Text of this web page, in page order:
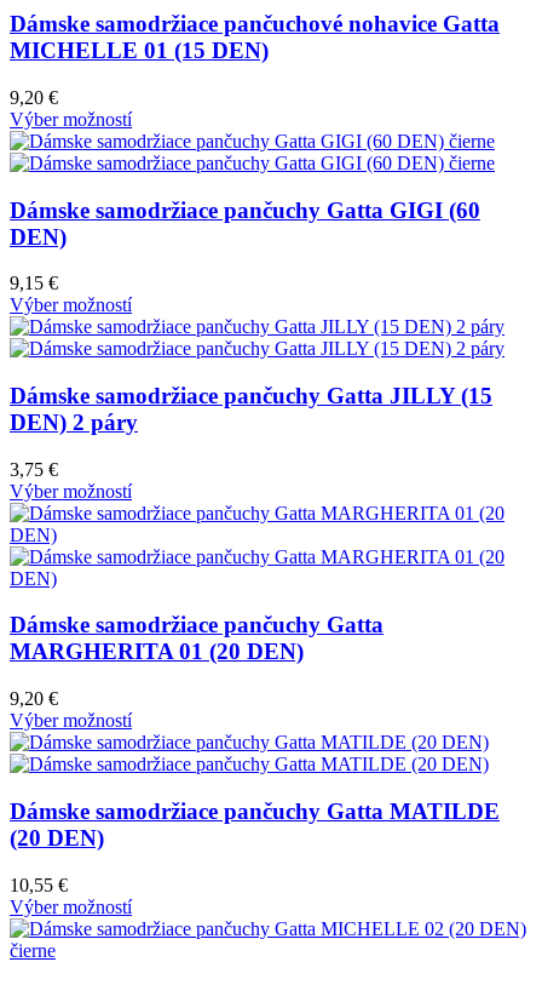
Dámske samodržiace pančuchové nohavice Gatta
MICHELLE 01 (15 DEN)
9,20 €
Výber možností
Dámske samodržiace pančuchy Gatta GIGI (60
DEN)
9,15 €
Výber možností
Dámske samodržiace pančuchy Gatta JILLY (15
DEN) 2 páry
3,75 €
Výber možností
Dámske samodržiace pančuchy Gatta
MARGHERITA 01 (20 DEN)
9,20 €
Výber možností
Dámske samodržiace pančuchy Gatta MATILDE
(20 DEN)
10,55 €
Výber možností